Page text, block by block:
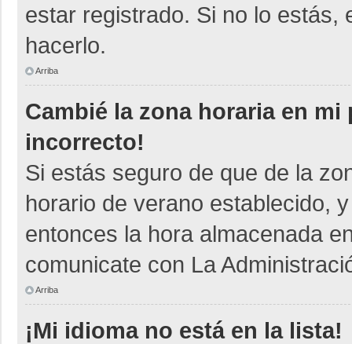
estar registrado. Si no lo estás,
hacerlo.
Arriba
Cambié la zona horaria en
incorrecto!
Si estás seguro de que de la
horario de verano establecido,
entonces la hora almacenada
comunicate con La
Arriba
¡Mi idioma no está en la lista!